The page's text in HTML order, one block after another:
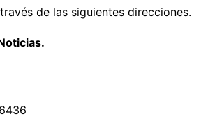
de las siguientes direcciones.